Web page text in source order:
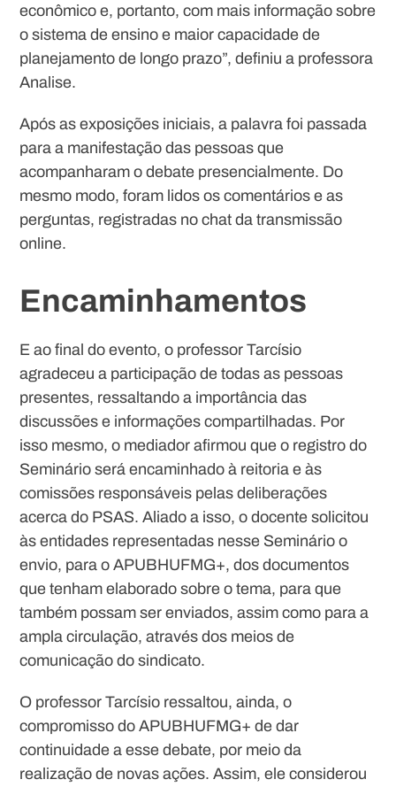
econômico e, portanto, com mais informação sobre
o sistema de ensino e maior capacidade de
planejamento de longo prazo”, definiu a professora
Analise.
Após as exposições iniciais, a palavra foi passada
para a manifestação das pessoas que
acompanharam o debate presencialmente. Do
mesmo modo, foram lidos os comentários e as
perguntas, registradas no chat da transmissão
online.
Encaminhamentos
E ao final do evento, o professor Tarcísio
agradeceu a participação de todas as pessoas
presentes, ressaltando a importância das
discussões e informações compartilhadas. Por
isso mesmo, o mediador afirmou que o registro do
Seminário será encaminhado à reitoria e às
comissões responsáveis pelas deliberações
acerca do PSAS. Aliado a isso, o docente solicitou
às entidades representadas nesse Seminário o
envio, para o APUBHUFMG+, dos documentos
que tenham elaborado sobre o tema, para que
também possam ser enviados, assim como para a
ampla circulação, através dos meios de
comunicação do sindicato.
O professor Tarcísio ressaltou, ainda, o
compromisso do APUBHUFMG+ de dar
continuidade a esse debate, por meio da
realização de novas ações. Assim, ele considerou